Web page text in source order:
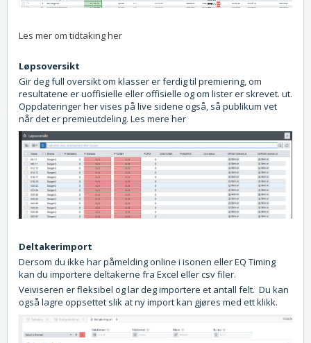
Les mer om tidtaking her
Løpsoversikt
Gir deg full oversikt om klasser er ferdig til premiering, om
resultatene er uoffisielle eller offisielle og om lister er skrevet. ut.
Oppdateringer her vises på live sidene også, så publikum vet
når det er premieutdeling. Les mere her
Deltakerimport
Dersom du ikke har påmelding online i isonen eller EQ Timing
kan du importere deltakerne fra Excel eller csv filer.
Veiviseren er fleksibel og lar deg importere et antall felt. Du kan
også lagre oppsettet slik at ny import kan gjøres med ett klikk.